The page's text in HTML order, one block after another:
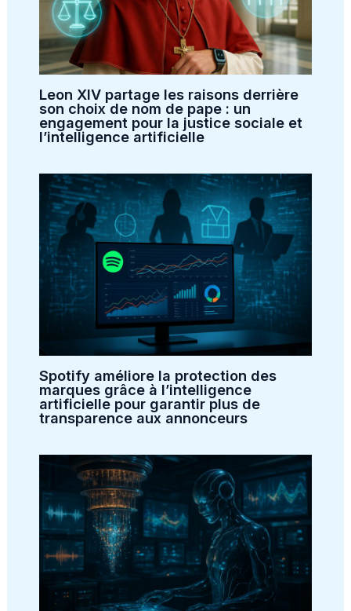
Leon XIV partage les raisons derrière
son choix de nom de pape : un
engagement pour la justice sociale et
l’intelligence artificielle
Spotify améliore la protection des
marques grâce à l’intelligence
artificielle pour garantir plus de
transparence aux annonceurs